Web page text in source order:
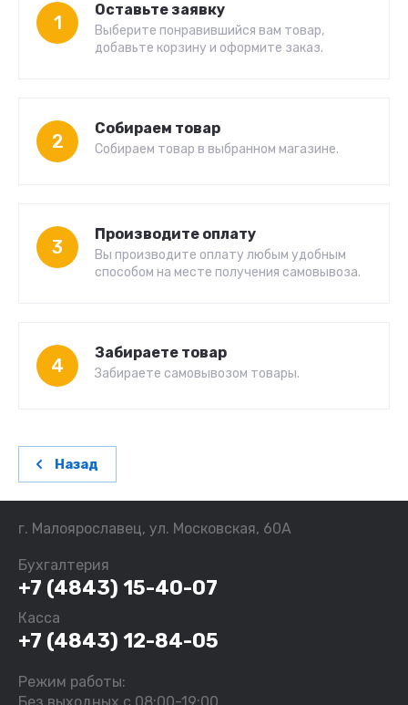
1
Оставьте заявку
Выберите понравившийся вам товар,
добавьте корзину и оформите заказ.
2
Собираем товар
Собираем товар в выбранном магазине.
3
Производите оплату
Вы производите оплату любым удобным
способом на месте получения самовывоза.
4
Забираете товар
Забираете самовывозом товары.
Назад
г. Малоярославец, ул. Московская, 60А
Бухгалтерия
+7 (4843) 15-40-07
Касса
+7 (4843) 12-84-05
Режим работы: